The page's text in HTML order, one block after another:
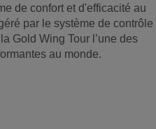
de confort et d'efficacité au
par le système de contrôle
Gold Wing Tour l’une des
au monde.